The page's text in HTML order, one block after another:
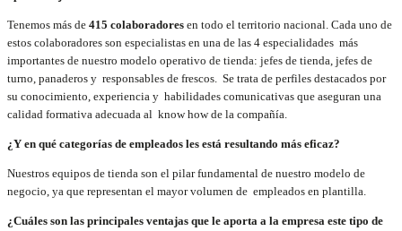
Tenemos más de 415 colaboradores en todo el territorio nacional. Cada uno de
estos colaboradores son especialistas en una de las 4 especialidades más
importantes de nuestro modelo operativo de tienda: jefes de tienda, jefes de
turno, panaderos y responsables de frescos. Se trata de perfiles destacados por
su conocimiento, experiencia y habilidades comunicativas que aseguran una
calidad formativa adecuada al know how de la compañía.
¿Y en qué categorías de empleados les está resultando más eficaz?
Nuestros equipos de tienda son el pilar fundamental de nuestro modelo de
negocio, ya que representan el mayor volumen de empleados en plantilla.
¿Cuáles son las principales ventajas que le aporta a la empresa este tipo de